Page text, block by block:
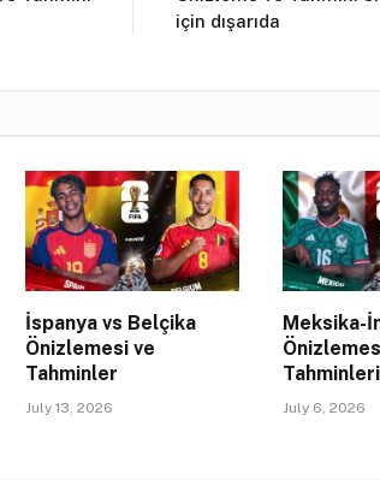
için dışarıda
İspanya vs Belçika
Önizlemesi ve
Tahminler
July 13, 2026
Meksika-
Tahminleri
July 6, 2026